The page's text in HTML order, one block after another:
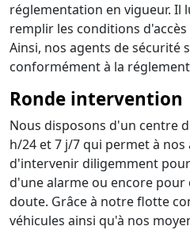
réglementation en vigueur. Il
remplir les conditions
Ainsi, nos agents de sécurité
conformément à la
Ronde intervention
Nous disposons d'un centre
h/24 et 7 j/7 qui permet à
d'intervenir diligemment
d'une alarme ou encore pour
doute. Grâce à notre flotte
véhicules ainsi qu'à nos